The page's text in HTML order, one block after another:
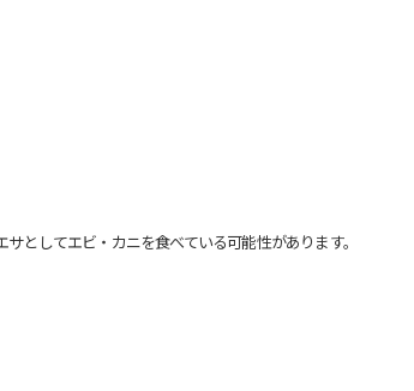
としてエビ・カニを食べている可能性があります。